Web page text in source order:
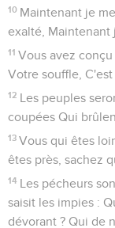
14 Les animaux du
sauvages, Et les
le spectre de la
repos ;
15 Là le serpent
couvera, et
Consultez le
l'a ordonné. C'est
Il a jeté pour eux